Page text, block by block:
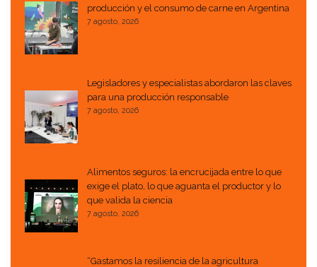
producción y el consumo de carne en Argentina
7 agosto, 2026
Legisladores y especialistas abordaron las claves
para una producción responsable
7 agosto, 2026
Alimentos seguros: la encrucijada entre lo que
exige el plato, lo que aguanta el productor y lo
que valida la ciencia
7 agosto, 2026
“Gastamos la resiliencia de la agricultura